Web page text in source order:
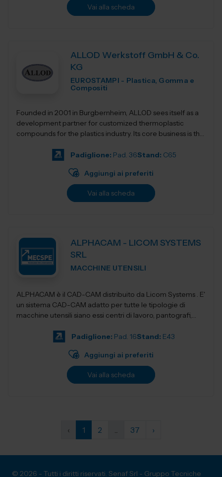
Vai alla scheda
ALLOD Werkstoff GmbH & Co.
KG
EUROSTAMPI - Plastica, Gomma e
Compositi
Founded in 2001 in Burgbernheim, ALLOD sees itself as a
development partner for customized thermoplastic
compounds for the plastics industry. Its core business is the
Padiglione: Pad. 36Stand: C65
Aggiungi ai preferiti
Vai alla scheda
ALPHACAM - LICOM SYSTEMS
SRL
MACCHINE UTENSILI
ALPHACAM è il CAD-CAM distribuito da Licom Systems . E'
un sistema CAD-CAM adatto per tutte le tipologie di
macchine utensili siano essi centri di lavoro, pantografi,
Padiglione: Pad. 16Stand: E43
Aggiungi ai preferiti
Vai alla scheda
‹ 1 2 ... 37 ›
© 2026 - Tutti i diritti riservati. Senaf Srl - Gruppo Tecniche